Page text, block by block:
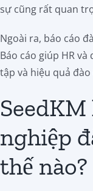
sự cũng rất quan
Ngoài ra, báo cáo
Báo cáo giúp HR
tập và hiệu quả
nghiệp
thế nào?